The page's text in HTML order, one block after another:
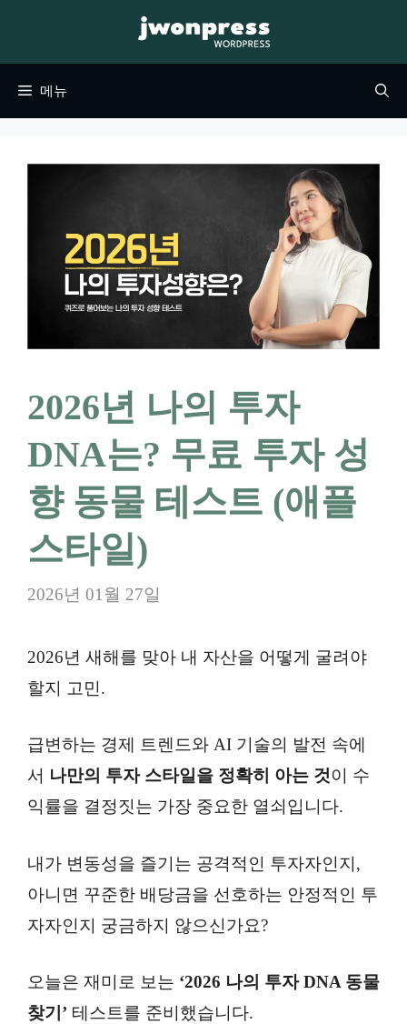
메뉴
2026년 나의 투자
DNA는? 무료 투자 성
향 동물 테스트 (애플
스타일)
2026년 01월 27일
2026년 새해를 맞아 내 자산을 어떻게 굴려야
할지 고민.
급변하는 경제 트렌드와 AI 기술의 발전 속에
서 나만의 투자 스타일을 정확히 아는 것이 수
익률을 결정짓는 가장 중요한 열쇠입니다.
내가 변동성을 즐기는 공격적인 투자자인지,
아니면 꾸준한 배당금을 선호하는 안정적인 투
자자인지 궁금하지 않으신가요?
오늘은 재미로 보는 ‘2026 나의 투자 DNA 동물
찾기’ 테스트를 준비했습니다.